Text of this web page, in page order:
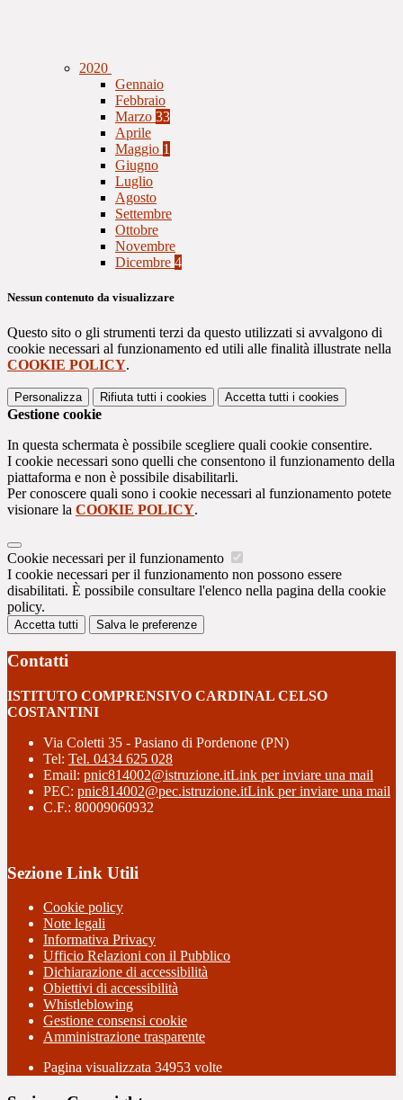
2020
Gennaio
Febbraio
Marzo 33
Aprile
Maggio 1
Giugno
Luglio
Agosto
Settembre
Ottobre
Novembre
Dicembre 4
Nessun contenuto da visualizzare
Questo sito o gli strumenti terzi da questo utilizzati si avvalgono di
cookie necessari al funzionamento ed utili alle finalità illustrate nella
COOKIE POLICY.
Personalizza Rifiuta tutti i cookies Accetta tutti i cookies
Gestione cookie
In questa schermata è possibile scegliere quali cookie consentire.
I cookie necessari sono quelli che consentono il funzionamento della
piattaforma e non è possibile disabilitarli.
Per conoscere quali sono i cookie necessari al funzionamento potete
visionare la COOKIE POLICY.
Cookie necessari per il funzionamento
I cookie necessari per il funzionamento non possono essere
disabilitati. È possibile consultare l'elenco nella pagina della cookie
policy.
Accetta tutti Salva le preferenze
Contatti
ISTITUTO COMPRENSIVO CARDINAL CELSO
COSTANTINI
Via Coletti 35 - Pasiano di Pordenone (PN)
Tel: Tel. 0434 625 028
Email: pnic814002@istruzione.itLink per inviare una mail
PEC: pnic814002@pec.istruzione.itLink per inviare una mail
C.F.: 80009060932
Sezione Link Utili
Cookie policy
Note legali
Informativa Privacy
Ufficio Relazioni con il Pubblico
Dichiarazione di accessibilità
Obiettivi di accessibilità
Whistleblowing
Gestione consensi cookie
Amministrazione trasparente
Pagina visualizzata 34953 volte